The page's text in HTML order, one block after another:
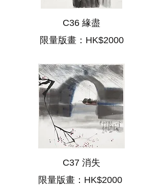
C36 緣盡
限量版畫：HK$2000
C37 消失
限量版畫：HK$2000